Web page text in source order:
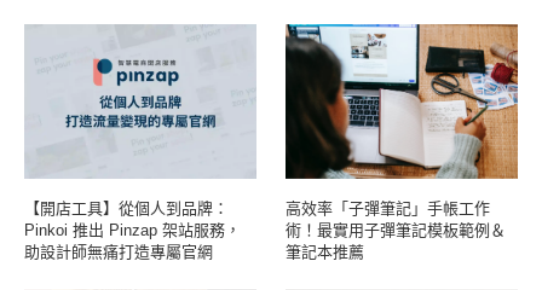
【開店工具】從個人到品牌：
Pinkoi 推出 Pinzap 架站服務，
助設計師無痛打造專屬官網
高效率「子彈筆記」手帳工作
術！最實用子彈筆記模板範例＆
筆記本推薦